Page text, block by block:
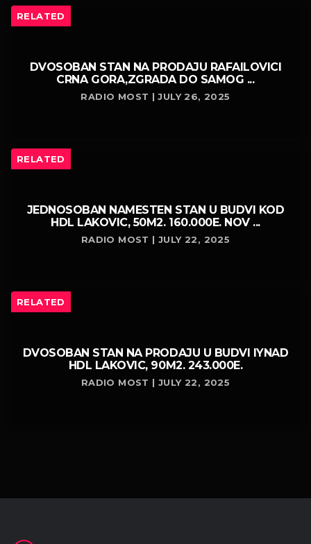
RELATED
DVOSOBAN STAN NA PRODAJU RAFAILOVICI
CRNA GORA,ZGRADA DO SAMOG ...
RADIO MOST | JULY 26, 2025
RELATED
JEDNOSOBAN NAMESTEN STAN U BUDVI KOD
HDL LAKOVIC, 50M2. 160.000E. NOV ...
RADIO MOST | JULY 22, 2025
RELATED
DVOSOBAN STAN NA PRODAJU U BUDVI IYNAD
HDL LAKOVIC, 90M2. 243.000E.
RADIO MOST | JULY 22, 2025